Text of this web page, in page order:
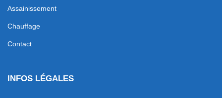
Assainissement
Chauffage
Contact
INFOS LÉGALES